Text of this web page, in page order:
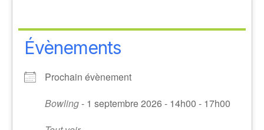
Évènements
Prochain évènement
Bowling- 1 septembre 2026 - 14h00 - 17h00